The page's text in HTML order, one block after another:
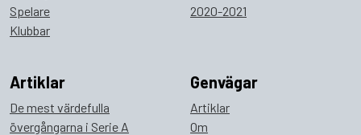
Spelare
Klubbar
2020-2021
Artiklar
De mest värdefulla
övergångarna i Serie A
Genvägar
Artiklar
Om